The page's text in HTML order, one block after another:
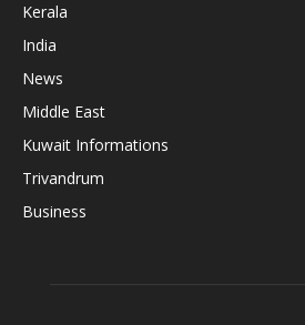
Kerala
India
News
Middle East
Kuwait Informations
Trivandrum
Business